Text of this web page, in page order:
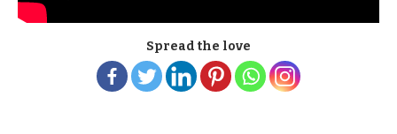
Spread the love